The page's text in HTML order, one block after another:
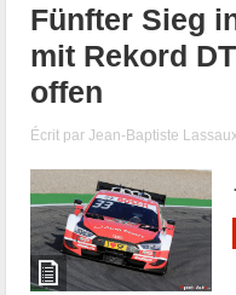
Fünfter Sieg
mit Rekord
offen
Écrit parJean-Baptiste